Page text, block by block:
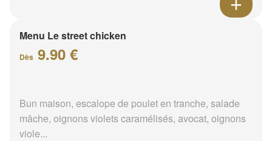
Menu Le street chicken
Dès 9.90 €
Bun maison, escalope de poulet en tranche, salade
mâche, oignons violets caramélisés, avocat, oignons
viole...